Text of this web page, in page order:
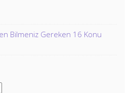
Bilmeniz Gereken 16 Konu